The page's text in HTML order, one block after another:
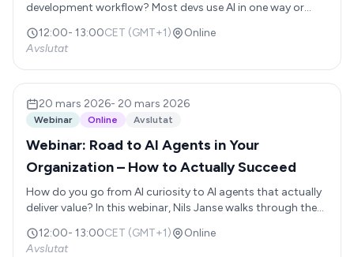
development workflow? Most devs use AI in one way or
12:00- 13:00CET (GMT+1)
Online
Avslutat
20 mars 2026- 20 mars 2026
Webinar Online Avslutat
Webinar: Road to AI Agents in Your
Organization – How to Actually Succeed
How do you go from AI curiosity to AI agents that actually
deliver value? In this webinar, Nils Janse walks through the
heading, to identifying the right agent use cases, to
12:00- 13:00CET (GMT+1)
Online
Avslutat